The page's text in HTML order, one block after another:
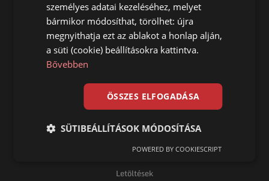
Termékek
Telepítés
Referencia
Blog
Képgaléria
Letöltések
személyes adatai kezeléséhez, melyet
bármikor módosíthat, törölhet: újra
megnyithatja ezt az ablakot a honlap alján,
a süti (cookie) beállításokra kattintva.
Bővebben
ÖSSZES ELFOGADÁSA
SÜTIBEÁLLÍTÁSOK MÓDOSÍTÁSA
POWERED BY COOKIESCRIPT